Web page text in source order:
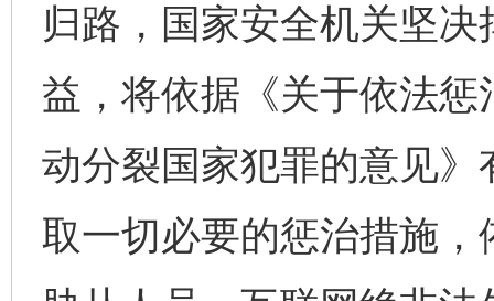
归路，国家安全机关坚
益，将依据《关于依法惩
动分裂国家犯罪的意见》
取一切必要的惩治措施，